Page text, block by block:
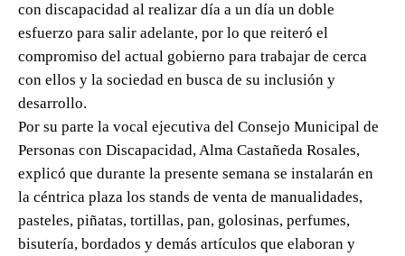
con discapacidad al realizar día a un día un doble
esfuerzo para salir adelante, por lo que reiteró el
compromiso del actual gobierno para trabajar de cerca
con ellos y la sociedad en busca de su inclusión y
desarrollo.
Por su parte la vocal ejecutiva del Consejo Municipal de
Personas con Discapacidad, Alma Castañeda Rosales,
explicó que durante la presente semana se instalarán en
la céntrica plaza los stands de venta de manualidades,
pasteles, piñatas, tortillas, pan, golosinas, perfumes,
bisutería, bordados y demás artículos que elaboran y